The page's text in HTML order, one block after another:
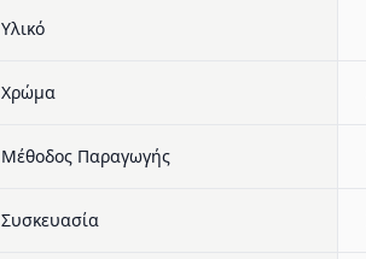
Υλικό
Χρώμα
Μέθοδος Παραγωγής
Συσκευασία